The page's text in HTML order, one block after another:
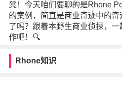
凳！今天咱们要聊的是Rhone
的案例，简直是商业奇迹中的
了吗？跟着本野生商业侦探，
作吧！🔍
Rhone知识